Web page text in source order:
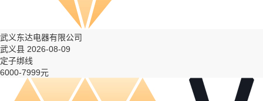
武义东达电器有限公司
武义县 2026-08-09
定子绑线
6000-7999元